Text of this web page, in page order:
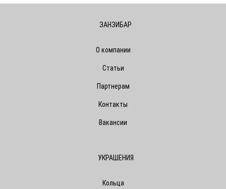
ЗАНЗИБАР
О компании
Статьи
Партнерам
Контакты
Вакансии
УКРАШЕНИЯ
Кольца